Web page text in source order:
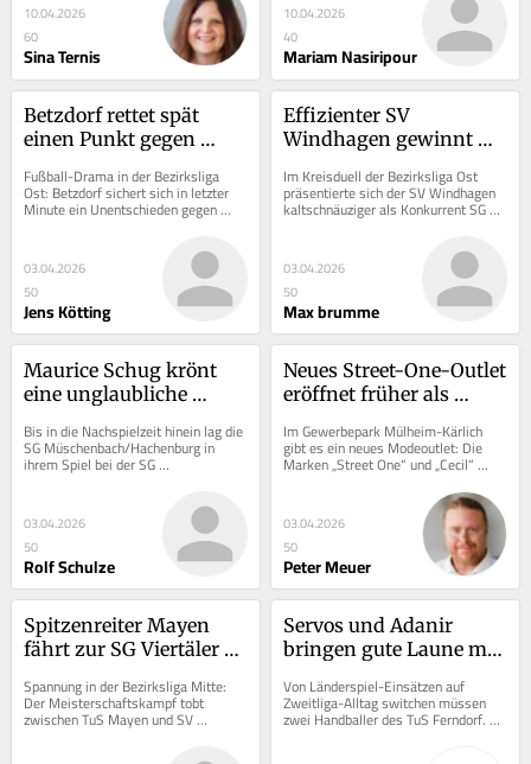
10.04.2026
60
Sina Ternis
10.04.2026
40
Mariam Nasiripour
Betzdorf rettet spät
einen Punkt gegen
Fußball-Drama in der Bezirksliga
Ost: Betzdorf sichert sich in letzter
Minute ein Unentschieden gegen
Burgschwalbach und bleibt knapp an
03.04.2026
50
Jens Kötting
Effizienter SV
Windhagen gewinnt
Im Kreisduell der Bezirksliga Ost
präsentierte sich der SV Windhagen
kaltschnäuziger als Konkurrent SG St.
Katharinen/Vettelschoß. Mit 3:0
03.04.2026
50
Max brumme
Maurice Schug krönt
eine unglaubliche
Bis in die Nachspielzeit hinein lag die
SG Müschenbach/Hachenburg in
ihrem Spiel bei der SG
Westerburg/Gemünden/Willmenrod
03.04.2026
50
Rolf Schulze
Neues Street-One-Outlet
eröffnet früher als
Im Gewerbepark Mülheim-Kärlich
gibt es ein neues Modeoutlet: Die
Marken „Street One“ und „Cecil“
liegen nun in dem neuen Shop in
03.04.2026
50
Peter Meuer
Spitzenreiter Mayen
fährt zur SG Viertäler
Spannung in der Bezirksliga Mitte:
Der Meisterschaftskampf tobt
zwischen TuS Mayen und SV
Untermosel. Wer behält die Nerven
Servos und Adanir
bringen gute Laune mit
Von Länderspiel-Einsätzen auf
Zweitliga-Alltag switchen müssen
zwei Handballer des TuS Ferndorf.